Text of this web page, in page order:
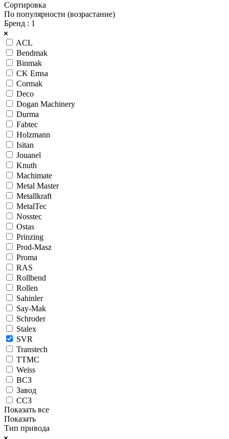
Сортировка
По популярности (возрастание)
Бренд : 1
ACL
Bendmak
Binmak
CK Emsa
Cormak
Deco
Dogan Machinery
Durma
Fabtec
Holzmann
Isitan
Jouanel
Knuth
Machimate
Metal Master
Metallkraft
MetalTec
Nosstec
Ostas
Prinzing
Prod-Masz
Proma
RAS
Rollbend
Rollen
Sahinler
Say-Mak
Schroder
Stalex
SVR
Transtech
TTMC
Weiss
ВСЗ
Завод
ССЗ
Показать все
Показать
Тип привода